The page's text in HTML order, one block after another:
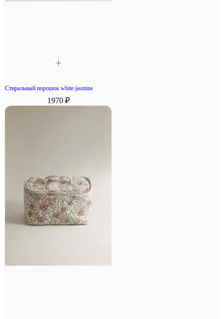
Стиральный порошок white jasmine
1970 ₽